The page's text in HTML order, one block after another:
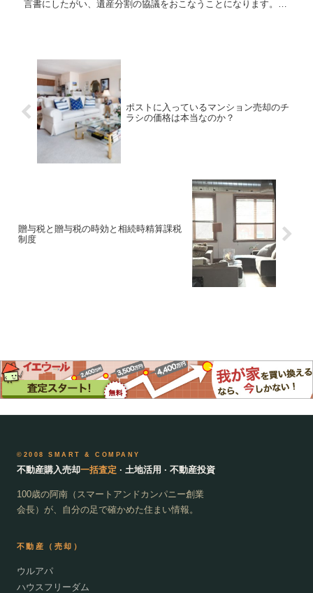
言書にしたがい、遺産分割の協議をおこなうことになります。
ポストに入っているマンション売却のチ
ラシの価格は本当なのか？
贈与税と贈与税の時効と相続時精算課税
制度
©2008 SMART & COMPANY
不動産購入売却一括査定 · 土地活用 · 不動産投資
100歳の阿南（スマートアンドカンパニー創業
会長）が、自分の足で確かめた住まい情報。
不動産（売却）
ウルアパ
ハウスフリーダム